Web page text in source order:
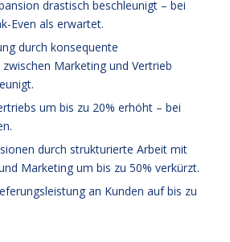
drastisch beschleunigt – bei
Even als erwartet.
durch konsequente
Marketing und Vertrieb
um bis zu 20% erhöht – bei
durch strukturierte Arbeit mit
Marketing um bis zu 50% verkürzt.
an Kunden auf bis zu